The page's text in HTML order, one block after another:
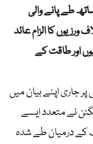
طے پانے والی
کا الزام عائد
اور طاقت کے
جاری اپنے بیان میں
نے متعدد ایسے
کے درمیان طے شدہ